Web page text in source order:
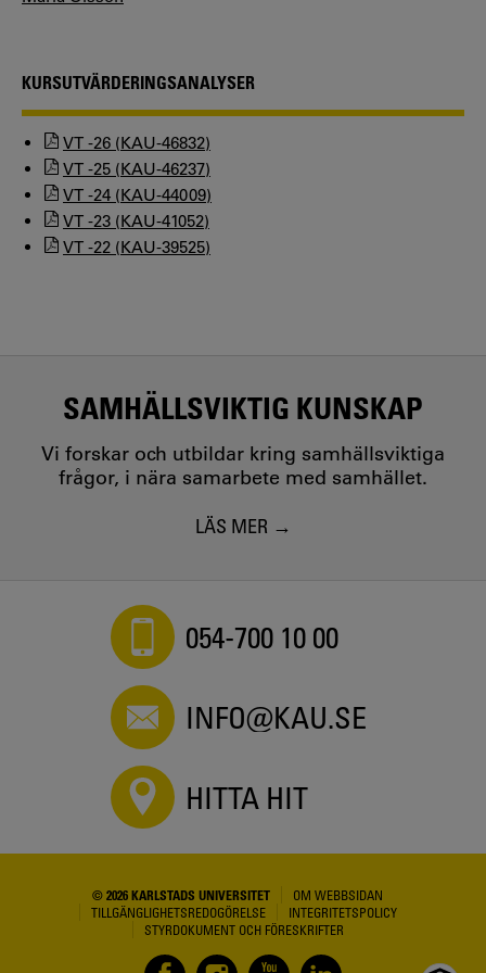
KURSUTVÄRDERINGSANALYSER
VT -26 (KAU-46832)
VT -25 (KAU-46237)
VT -24 (KAU-44009)
VT -23 (KAU-41052)
VT -22 (KAU-39525)
SAMHÄLLSVIKTIG KUNSKAP
Vi forskar och utbildar kring samhällsviktiga
frågor, i nära samarbete med samhället.
LÄS MER
054-700 10 00
INFO@KAU.SE
HITTA HIT
© 2026 KARLSTADS UNIVERSITET
OM WEBBSIDAN
TILLGÄNGLIGHETSREDOGÖRELSE
INTEGRITETSPOLICY
STYRDOKUMENT OCH FÖRESKRIFTER